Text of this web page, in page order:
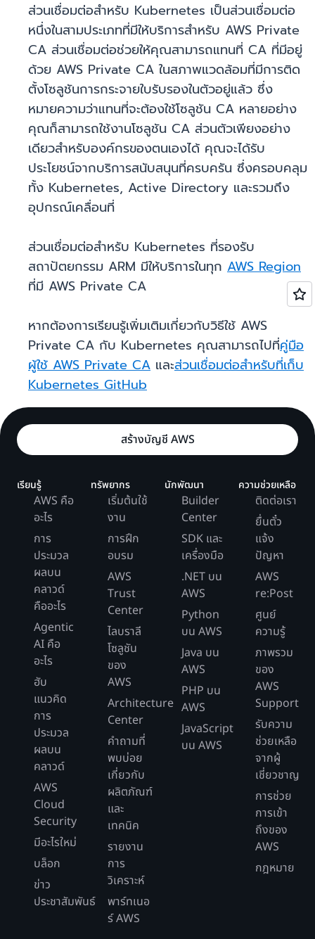
ส่วนเชื่อมต่อสำหรับ Kubernetes เป็นส่วนเชื่อมต่อ
หนึ่งในสามประเภทที่มีให้บริการสำหรับ AWS Private
CA ส่วนเชื่อมต่อช่วยให้คุณสามารถแทนที่ CA ที่มีอยู่
ด้วย AWS Private CA ในสภาพแวดล้อมที่มีการติด
ตั้งโซลูชันการกระจายใบรับรองในตัวอยู่แล้ว ซึ่ง
หมายความว่าแทนที่จะต้องใช้โซลูชัน CA หลายอย่าง
คุณก็สามารถใช้งานโซลูชัน CA ส่วนตัวเพียงอย่าง
เดียวสำหรับองค์กรของตนเองได้ คุณจะได้รับ
ประโยชน์จากบริการสนับสนุนที่ครบครัน ซึ่งครอบคลุม
ทั้ง Kubernetes, Active Directory และรวมถึง
อุปกรณ์เคลื่อนที่
ส่วนเชื่อมต่อสำหรับ Kubernetes ที่รองรับ
สถาปัตยกรรม ARM มีให้บริการในทุก AWS Region
ที่มี AWS Private CA
หากต้องการเรียนรู้เพิ่มเติมเกี่ยวกับวิธีใช้ AWS
Private CA กับ Kubernetes คุณสามารถไปที่คู่มือ
ผู้ใช้ AWS Private CA และส่วนเชื่อมต่อสำหรับที่เก็บ
Kubernetes GitHub
สร้างบัญชี AWS
เรียนรู้
AWS คือ
อะไร
การ
ประมวล
ผลบน
คลาวด์
คืออะไร
Agentic
AI คือ
อะไร
ฮับ
แนวคิด
การ
ประมวล
ผลบน
คลาวด์
AWS
Cloud
Security
มีอะไรใหม่
บล็อก
ข่าว
ประชาสัมพันธ์
ทรัพยากร
เริ่มต้นใช้
งาน
การฝึก
อบรม
AWS
Trust
Center
ไลบราลี
โซลูชัน
ของ
AWS
Architecture
Center
คำถามที่
พบบ่อย
เกี่ยวกับ
ผลิตภัณฑ์
และ
เทคนิค
รายงาน
การ
วิเคราะห์
พาร์ทเนอ
ร์ AWS
นักพัฒนา
Builder
Center
SDK และ
เครื่องมือ
.NET บน
AWS
Python
บน AWS
Java บน
AWS
PHP บน
AWS
JavaScript
บน AWS
ความช่วยเหลือ
ติดต่อเรา
ยื่นตั๋ว
แจ้ง
ปัญหา
AWS
re:Post
ศูนย์
ความรู้
ภาพรวม
ของ
AWS
Support
รับความ
ช่วยเหลือ
จากผู้
เชี่ยวชาญ
การช่วย
การเข้า
ถึงของ
AWS
กฎหมาย